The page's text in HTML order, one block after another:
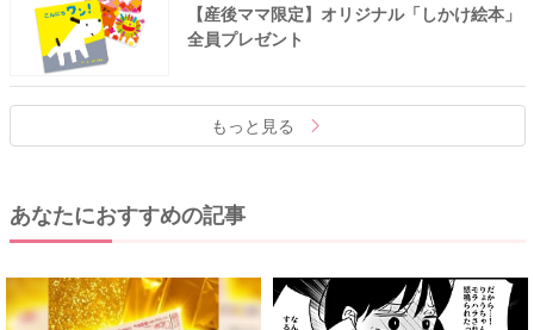
【産後ママ限定】オリジナル「しかけ絵本」
全員プレゼント
もっと見る
あなたにおすすめの記事